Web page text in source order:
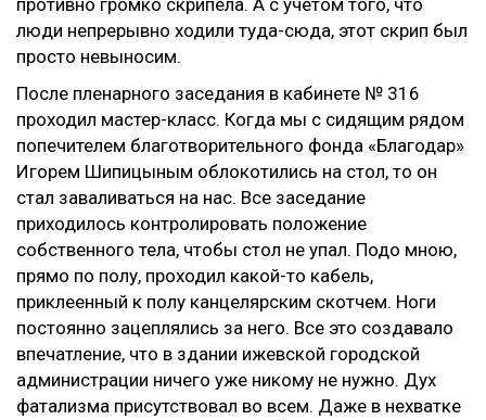
противно громко скрипела. А с учетом того, что
люди непрерывно ходили туда-сюда, этот скрип был
просто невыносим.
После пленарного заседания в кабинете № 316
проходил мастер-класс. Когда мы с сидящим рядом
попечителем благотворительного фонда «Благодар»
Игорем Шипицыным облокотились на стол, то он
стал заваливаться на нас. Все заседание
приходилось контролировать положение
собственного тела, чтобы стол не упал. Подо мною,
прямо по полу, проходил какой-то кабель,
приклеенный к полу канцелярским скотчем. Ноги
постоянно зацеплялись за него. Все это создавало
впечатление, что в здании ижевской городской
администрации ничего уже никому не нужно. Дух
фатализма присутствовал во всем. Даже в нехватке